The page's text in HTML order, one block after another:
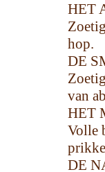
HET
hop.
DE
van
HET
Volle
DE